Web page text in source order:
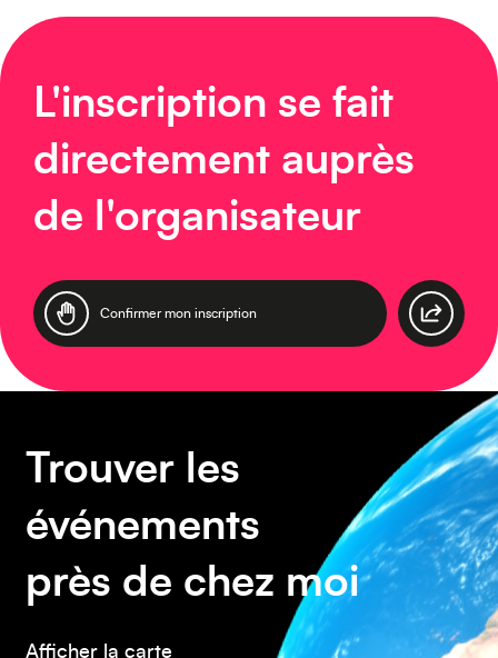
L'inscription se fait
directement auprès
de l'organisateur
Confirmer mon inscription
Trouver les
événements
près de chez moi
Afficher la carte
Amérique du Sud
Asie
Caraïbes